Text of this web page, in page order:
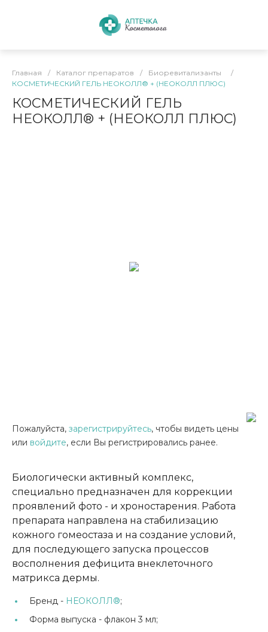
Главная / Каталог препаратов / Биоревитализанты
/
КОСМЕТИЧЕСКИЙ ГЕЛЬ НЕОКОЛЛ® + (НЕОКОЛЛ ПЛЮС)
КОСМЕТИЧЕСКИЙ ГЕЛЬ
НЕОКОЛЛ® + (НЕОКОЛЛ ПЛЮС)
Пожалуйста, зарегистрируйтесь, чтобы видеть цены
или войдите, если Вы регистрировались ранее.
Биологически активный комплекс,
специально предназначен для коррекции
проявлений фото - и хроностарения. Работа
препарата направлена на стабилизацию
кожного гомеостаза и на создание условий,
для последующего запуска процессов
восполнения дефицита внеклеточного
матрикса дермы.
Бренд - НЕОКОЛЛ®;
Форма выпуска - флакон 3 мл;